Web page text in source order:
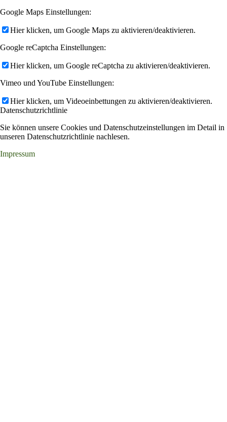
Google Maps Einstellungen:
Hier klicken, um Google Maps zu aktivieren/deaktivieren.
Google reCaptcha Einstellungen:
Hier klicken, um Google reCaptcha zu aktivieren/deaktivieren.
Vimeo und YouTube Einstellungen:
Hier klicken, um Videoeinbettungen zu aktivieren/deaktivieren.
Datenschutzrichtlinie
Sie können unsere Cookies und Datenschutzeinstellungen im Detail in
unseren Datenschutzrichtlinie nachlesen.
Impressum